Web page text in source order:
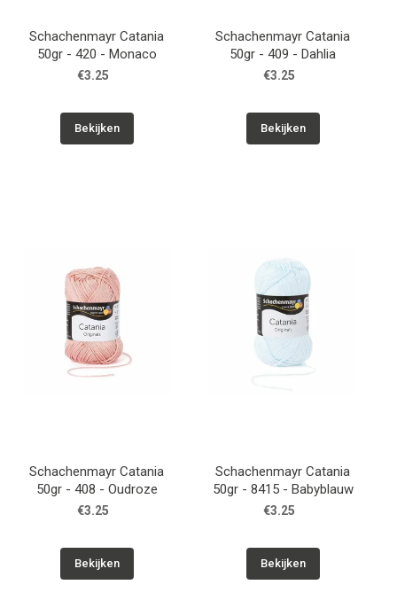
Schachenmayr Catania
50gr - 420 - Monaco
€3.25
Bekijken
Schachenmayr Catania
50gr - 409 - Dahlia
€3.25
Bekijken
Schachenmayr Catania
50gr - 408 - Oudroze
€3.25
Bekijken
Schachenmayr Catania
50gr - 8415 - Babyblauw
€3.25
Bekijken